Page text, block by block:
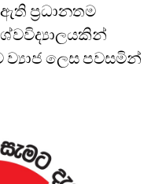
ප්‍රධානතම
ව්‍යාජ ලෙස පවසමින්